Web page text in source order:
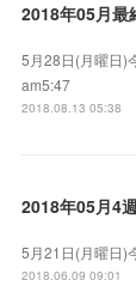
2018年05月最
5月28日(月曜日)
am5:47
2018.08.13 05:38
2018年05月4
5月21日(月曜日)
2018.06.09 09:01